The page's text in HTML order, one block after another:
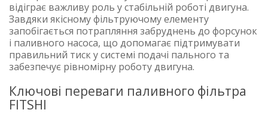
відіграє важливу роль у стабільній роботі двигуна.
Завдяки якісному фільтруючому елементу
запобігається потрапляння забруднень до форсунок
і паливного насоса, що допомагає підтримувати
правильний тиск у системі подачі пального та
забезпечує рівномірну роботу двигуна.
Ключові переваги паливного фільтра
FITSHI